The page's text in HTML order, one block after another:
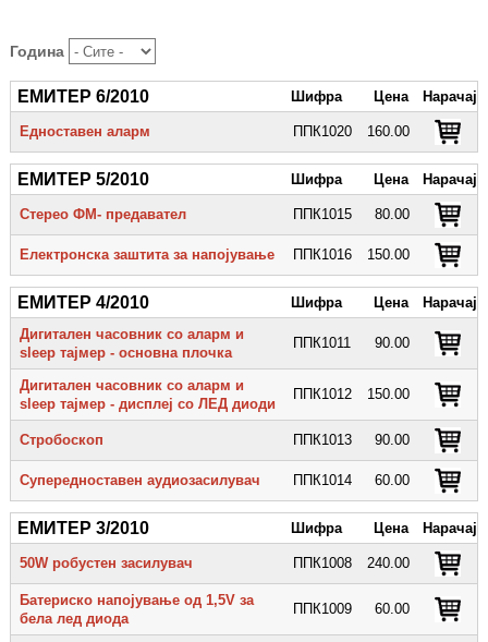
Година
ЕМИТЕР 6/2010 Шифра Цена Нарачај
Едноставен аларм ППК1020 160.00
ЕМИТЕР 5/2010 Шифра Цена Нарачај
Стерео ФМ- предавател ППК1015 80.00
Електронска заштита за напојување ППК1016 150.00
ЕМИТЕР 4/2010 Шифра Цена
Нарачај
Дигитален часовник со аларм и
sleep тајмер - основна плочка
ППК1011 90.00
Дигитален часовник со аларм и
sleep тајмер - дисплеј со ЛЕД диоди
ППК1012 150.00
Стробоскоп ППК1013 90.00
Супередноставен аудиозасилувач ППК1014 60.00
ЕМИТЕР 3/2010 Шифра Цена Нарачај
50W робустен засилувач ППК1008 240.00
Батериско напојување од 1,5V за
бела лед диода
ППК1009 60.00